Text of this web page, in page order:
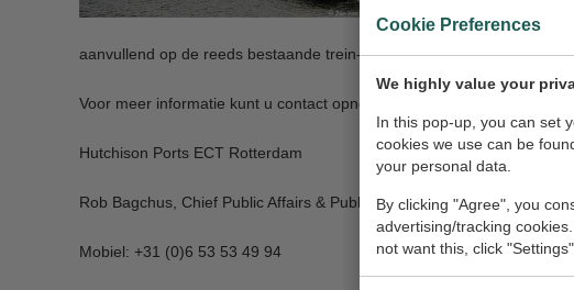
Cookie Preferences
We highly value your
In this pop-up, you can set
cookies we use can be
your personal data.
By clicking "Agree", you
advertising/tracking
not want this, click
donderdag/vrijdag
aanvullend op de reeds bestaande trein- en bargeverbindingen van
Voor meer informatie kunt u contact opnemen met:
Hutchison Ports ECT Rotterdam
Rob Bagchus, Chief Public Affairs & Public Relations Officer
Mobiel: +31 (0)6 53 53 49 94